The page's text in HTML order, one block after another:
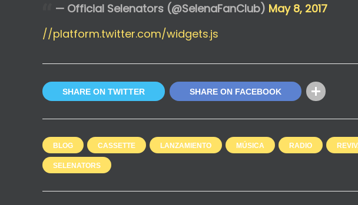
— Official Selenators (@SelenaFanClub) May 8, 2017
//platform.twitter.com/widgets.js
SHARE ON TWITTER SHARE ON FACEBOOK
BLOG CASSETTE LANZAMIENTO MÚSICA RADIO
SELENATORS